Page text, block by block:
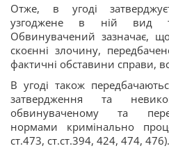
Отже, в угоді
узгоджене в ній вид
Обвинувачений зазначає,
скоєнні злочину,
фактичні обставини справи,
В угоді також
затвердження та
обвинуваченому та
нормами кримінально
ст.473, ст.ст.394, 424, 474, 476).